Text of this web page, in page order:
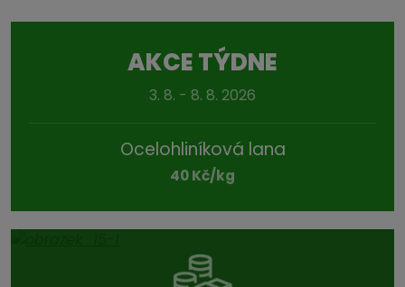
AKCE TÝDNE
3. 8. - 8. 8. 2026
Ocelohliníková lana
40 Kč/kg